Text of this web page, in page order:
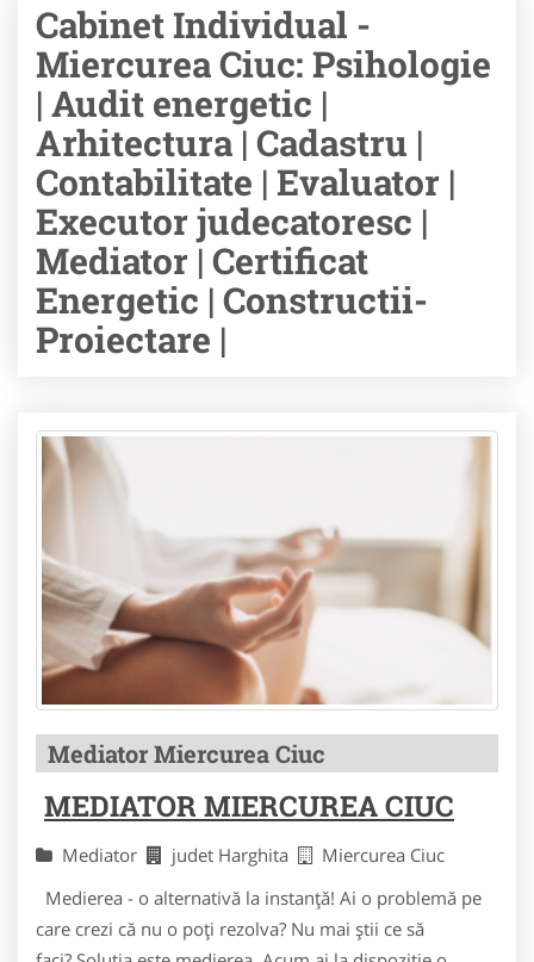
Cabinet Individual -
Miercurea Ciuc: Psihologie
| Audit energetic |
Arhitectura | Cadastru |
Contabilitate | Evaluator |
Executor judecatoresc |
Mediator | Certificat
Energetic | Constructii-
Proiectare |
Mediator Miercurea Ciuc
MEDIATOR MIERCUREA CIUC
Mediator judet Harghita
Miercurea Ciuc
Medierea - o alternativă la instanță! Ai o problemă pe
care crezi că nu o poți rezolva? Nu mai știi ce să